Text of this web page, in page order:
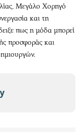
Μεγάλο Χορηγό
και τη
πως η μόδα μπορεί
προσφοράς και